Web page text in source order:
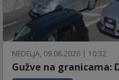
NEDELJA, 09.08.2026 | 10:32
Gužve na granicama: